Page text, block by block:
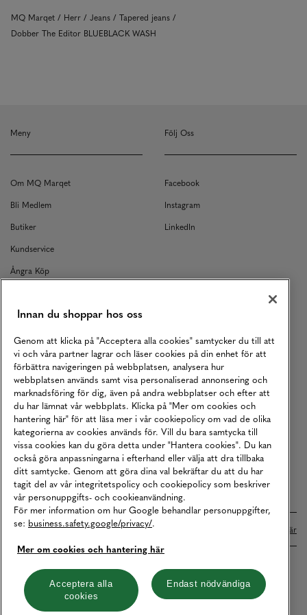
MQ Marqet Herr Jeans
Tapered jeans
Dobber The Editor BLUEBLACK WASH
Meny
Om MQ Marqet
Bli Medlem
Butiker
Kundservice
Ångra Köp
Returer
Köpvillkor
Karriär
Vårt Ansvar
Våra Tjänster
Press
Studentrabatt
B2B
Tillgänglighetsredogörelse
Följ Oss
Facebook
Instagram
LinkedIn
Betalningar online sköts i samarbete med Klarna. Läs mer här
Cookies Integritetspolicy
Hantera cookies
Innan du shoppar hos oss
Genom att klicka på "Acceptera alla cookies" samtycker du till att
vi och våra partner lagrar och läser cookies på din enhet för att
förbättra navigeringen på webbplatsen, analysera hur
webbplatsen används samt visa personaliserad annonsering och
marknadsföring för dig, även på andra webbplatser och efter att
du har lämnat vår webbplats. Klicka på "Mer om cookies och
hantering här" för att läsa mer i vår cookiepolicy om vad de olika
kategorierna av cookies används för. Vill du bara samtycka till
vissa cookies kan du göra detta under "Hantera cookies". Du kan
också göra anpassningarna i efterhand eller välja att dra tillbaka
ditt samtycke. Genom att göra dina val bekräftar du att du har
tagit del av vår integritetspolicy och cookiepolicy som beskriver
vår personuppgifts- och cookieanvändning.
För mer information om hur Google behandlar personuppgifter,
se: business.safety.google/privacy/.
Mer om cookies och hantering här
Acceptera alla
cookies
Endast nödvändiga